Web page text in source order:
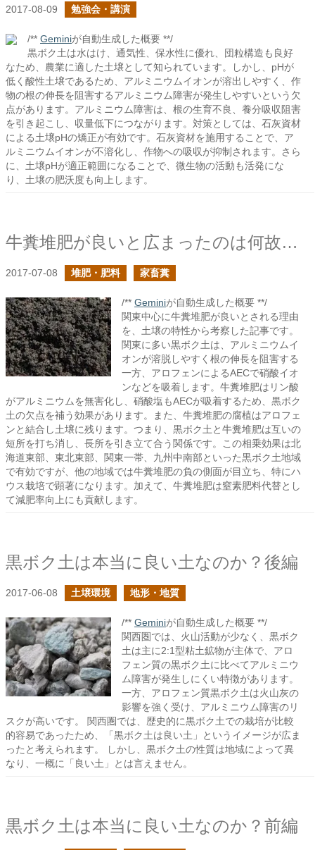
2017-08-09 勉強会・講演
/** Geminiが自動生成した概要 **/
黒ボク土は水はけ、通気性、保水性に優れ、団粒構造も良好
なため、農業に適した土壌として知られています。しかし、pHが
低く酸性土壌であるため、アルミニウムイオンが溶出しやすく、作
物の根の伸長を阻害するアルミニウム障害が発生しやすいという欠
点があります。アルミニウム障害は、根の生育不良、養分吸収阻害
を引き起こし、収量低下につながります。対策としては、石灰資材
による土壌pHの矯正が有効です。石灰資材を施用することで、ア
ルミニウムイオンが不溶化し、作物への吸収が抑制されます。さら
に、土壌pHが適正範囲になることで、微生物の活動も活発にな
り、土壌の肥沃度も向上します。
牛糞堆肥が良いと広まったのは何故なのか？を考えてみる
2017-07-08 堆肥・肥料 家畜糞
/** Geminiが自動生成した概要 **/
関東中心に牛糞堆肥が良いとされる理由
を、土壌の特性から考察した記事です。
関東に多い黒ボク土は、アルミニウムイ
オンが溶脱しやすく根の伸長を阻害する
一方、アロフェンによるAECで硝酸イオ
ンなどを吸着します。牛糞堆肥はリン酸
がアルミニウムを無害化し、硝酸塩もAECが吸着するため、黒ボク
土の欠点を補う効果があります。また、牛糞堆肥の腐植はアロフェ
ンと結合し土壌に残ります。つまり、黒ボク土と牛糞堆肥は互いの
短所を打ち消し、長所を引き立て合う関係です。この相乗効果は北
海道東部、東北東部、関東一帯、九州中南部といった黒ボク土地域
で有効ですが、他の地域では牛糞堆肥の負の側面が目立ち、特にハ
ウス栽培で顕著になります。加えて、牛糞堆肥は窒素肥料代替とし
て減肥率向上にも貢献します。
黒ボク土は本当に良い土なのか？後編
2017-06-08 土壌環境 地形・地質
/** Geminiが自動生成した概要 **/
関西圏では、火山活動が少なく、黒ボク
土は主に2:1型粘土鉱物が主体で、アロ
フェン質の黒ボク土に比べてアルミニウ
ム障害が発生しにくい特徴があります。
一方、アロフェン質黒ボク土は火山灰の
影響を強く受け、アルミニウム障害のリ
スクが高いです。 関西圏では、歴史的に黒ボク土での栽培が比較
的容易であったため、「黒ボク土は良い土」というイメージが広ま
ったと考えられます。 しかし、黒ボク土の性質は地域によって異
なり、一概に「良い土」とは言えません。
黒ボク土は本当に良い土なのか？前編